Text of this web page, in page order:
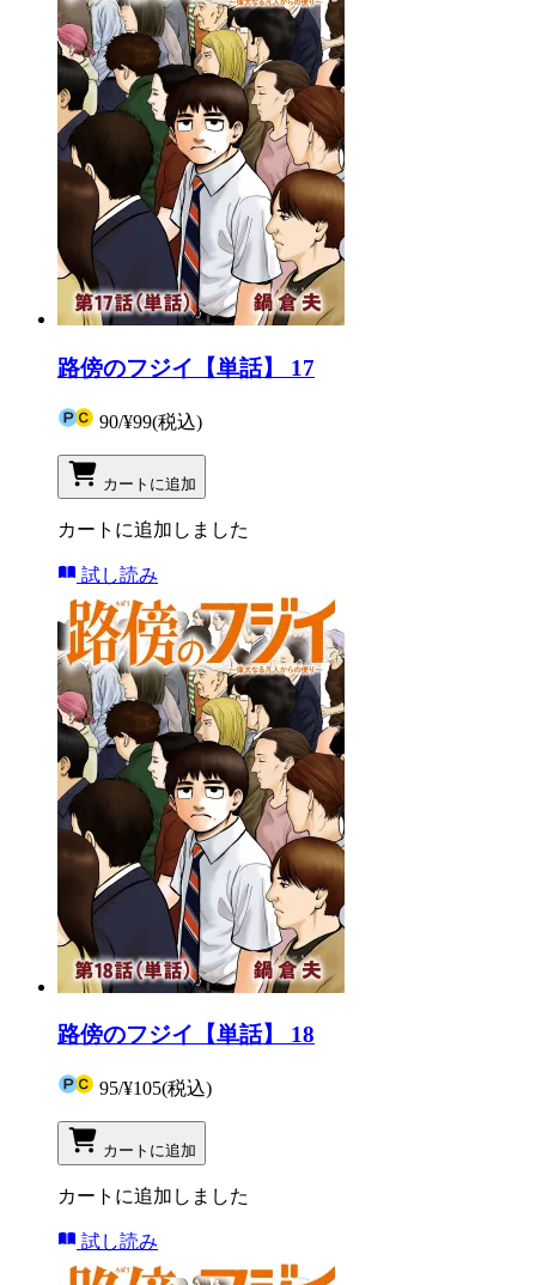
路傍のフジイ【単話】 17
90/¥99(税込)
カートに追加
カートに追加しました
試し読み
路傍のフジイ【単話】 18
95/¥105(税込)
カートに追加
カートに追加しました
試し読み